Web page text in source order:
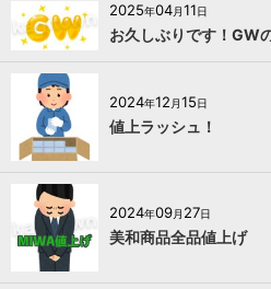
2025年04月11日
お久しぶりです！GW
2024年12 月15日
値上ラッシュ！
2024年09月 27日
美和商品全品値上げ